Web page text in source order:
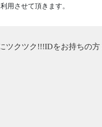
用させて頂きます。
ツクツク!!!IDをお持ちの方